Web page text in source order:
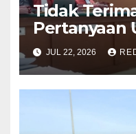
Tidak
Pertanyaan
Terdakwa
Diduga
Wartawati
JUL 22, 2026